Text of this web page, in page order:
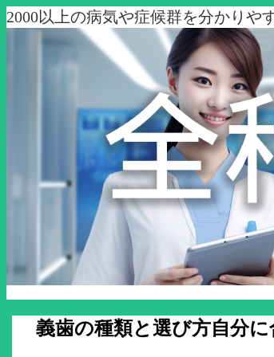
2000以上の病気や症候群を分かりや
義歯の種類と選び方自分